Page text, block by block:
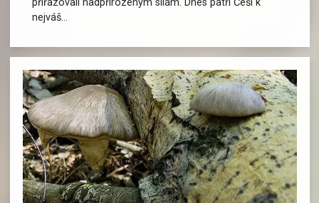
nejváš...